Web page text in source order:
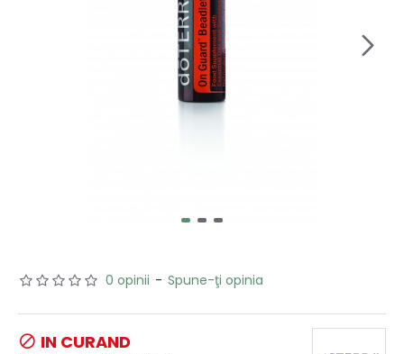
0 opinii - Spune-ţi opinia
IN CURAND